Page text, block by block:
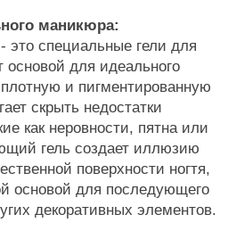
маникюра:
специальные гели для
основой для идеального
и пигментированную
скрыть недостатки
как неровности, пятна или
гель создает иллюзию
поверхности ногтя,
основой для последующего
декоративных элементов.